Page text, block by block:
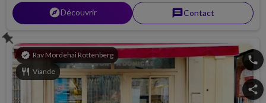
explorerDécouvrir messageContact
verified Rav Mordehai Rottenberg
restaurant Viande
phone
share